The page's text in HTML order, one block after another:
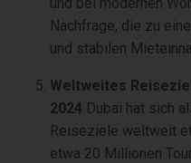
Nachfrage, die zu
und stabilen
Weltweites
2024 Dubai hat sich
Reiseziele weltweit
etwa 20 Millionen